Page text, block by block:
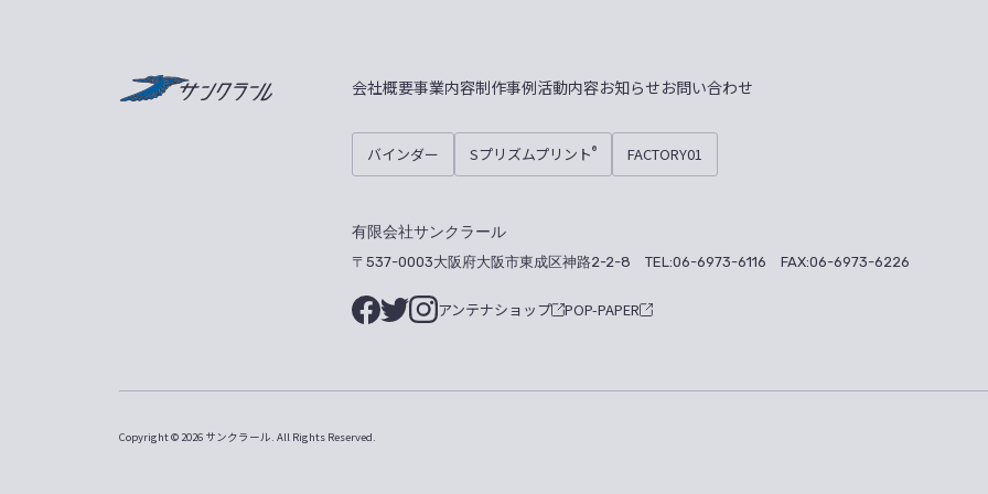
サンクラール
会社概要事業内容制作事例活動内容お知らせお問い合わせ
バインダー Sプリズムプリント® FACTORY01
有限会社サンクラール
〒537-0003大阪府大阪市東成区神路2-2-8 TEL:06-6973-6116 FAX:06-6973-6226
アンテナショップ POP-PAPER
Copyright © 2026 サンクラール. All Rights Reserved.